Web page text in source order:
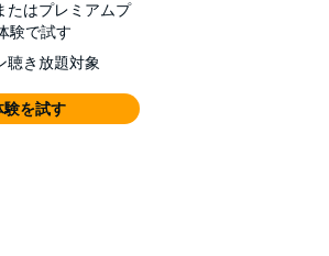
たはプレミアムプ
験で試す
聴き放題対象
験を試す